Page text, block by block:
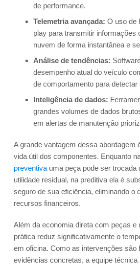
de performance.
Telemetria avançada: O uso de
play para transmitir informações
nuvem de forma instantânea e
Análise de tendências:
desempenho atual do veículo
de comportamento para detectar
Inteligência de dados:
grandes volumes de dados
em alertas de manutenção
A grande vantagem dessa abordagem
vida útil dos componentes. Enquanto
preventiva uma peça pode ser trocada
utilidade residual, na preditiva ela é
seguro de sua eficiência, eliminando o
recursos financeiros.
Além da economia direta com peças e
prática reduz significativamente o
em oficina. Como as intervenções são
evidências concretas, a equipe técnica